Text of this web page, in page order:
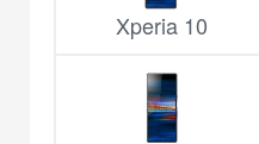
Xperia 10